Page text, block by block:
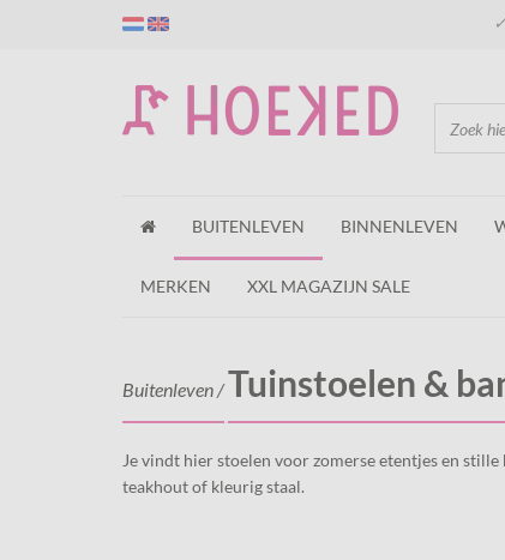
BUITENLEVEN BINNENLEVEN
MERKEN XXL MAGAZIJN SALE
Buitenleven/Tuinstoelen &
Je vindt hier stoelen voor zomerse etentjes en
teakhout of kleurig staal.